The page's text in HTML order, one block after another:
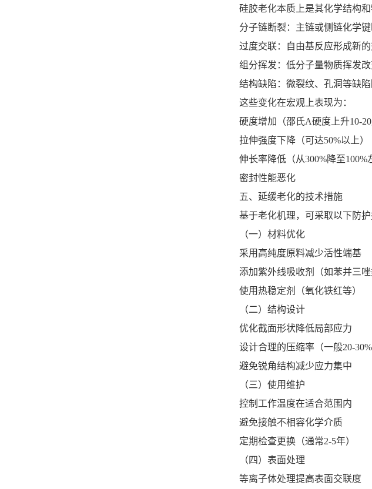
硅胶老化本质上是其化学结构
分子链断裂：主链或侧链化学
过度交联：自由基反应形成新
组分挥发：低分子量物质挥发
结构缺陷：微裂纹、孔洞等缺
这些变化在宏观上表现为：
硬度增加（邵氏A硬度上升10-20
拉伸强度下降（可达50%以上）
伸长率降低（从300%降至100%
密封性能恶化
五、延缓老化的技术措施
基于老化机理，可采取以下防护
（一）材料优化
采用高纯度原料减少活性端基
添加紫外线吸收剂（如苯并三唑
使用热稳定剂（氧化铁红等）
（二）结构设计
优化截面形状降低局部应力
设计合理的压缩率（一般20-30%
避免锐角结构减少应力集中
（三）使用维护
控制工作温度在适合范围内
避免接触不相容化学介质
定期检查更换（通常2-5年）
（四）表面处理
等离子体处理提高表面交联度